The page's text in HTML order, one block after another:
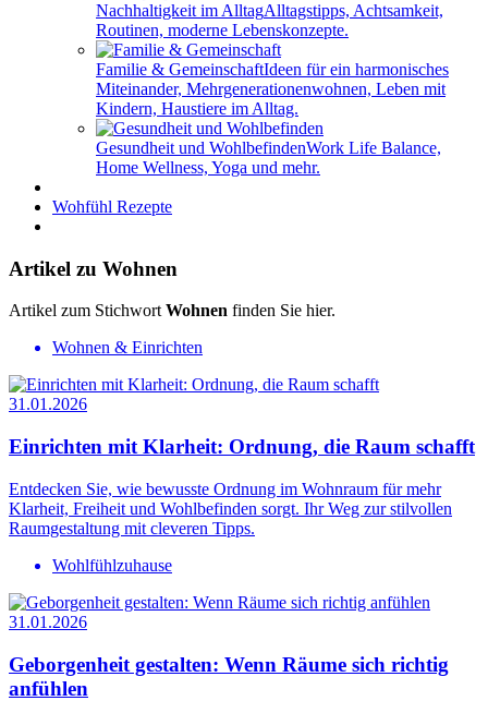
Nachhaltigkeit im AlltagAlltagstipps, Achtsamkeit,
Routinen, moderne Lebenskonzepte.
Familie & GemeinschaftIdeen für ein harmonisches
Miteinander, Mehrgenerationenwohnen, Leben mit
Kindern, Haustiere im Alltag.
Gesundheit und WohlbefindenWork Life Balance,
Home Wellness, Yoga und mehr.
Wohfühl Rezepte
Artikel zu Wohnen
Artikel zum StichwortWohnen finden Sie hier.
Wohnen & Einrichten
31.01.2026
Einrichten mit Klarheit: Ordnung, die Raum schafft
Entdecken Sie, wie bewusste Ordnung im Wohnraum für mehr
Klarheit, Freiheit und Wohlbefinden sorgt. Ihr Weg zur stilvollen
Raumgestaltung mit cleveren Tipps.
Wohlfühlzuhause
31.01.2026
Geborgenheit gestalten: Wenn Räume sich richtig
anfühlen